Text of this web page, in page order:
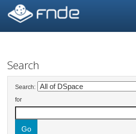
navigation
Search
Search:
for